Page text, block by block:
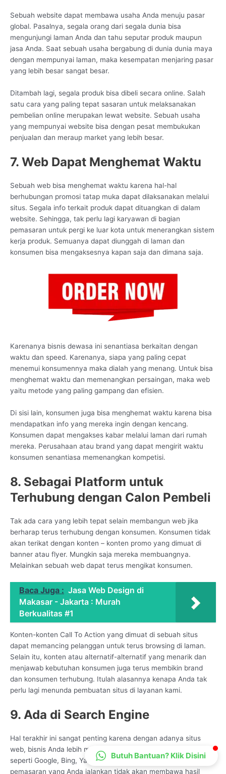
Sebuah website dapat membawa usaha Anda menuju pasar
global. Pasalnya, segala orang dari segala dunia bisa
mengunjungi laman Anda dan tahu seputar produk maupun
jasa Anda. Saat sebuah usaha bergabung di dunia dunia maya
dengan mempunyai laman, maka kesempatan menjaring pasar
yang lebih besar sangat besar.
Ditambah lagi, segala produk bisa dibeli secara online. Salah
satu cara yang paling tepat sasaran untuk melaksanakan
pembelian online merupakan lewat website. Sebuah usaha
yang mempunyai website bisa dengan pesat membukukan
penjualan dan meraup market yang lebih besar.
7. Web Dapat Menghemat Waktu
Sebuah web bisa menghemat waktu karena hal-hal
berhubungan promosi tatap muka dapat dilaksanakan melalui
situs. Segala info terkait produk dapat dituangkan di dalam
website. Sehingga, tak perlu lagi karyawan di bagian
pemasaran untuk pergi ke luar kota untuk menerangkan sistem
kerja produk. Semuanya dapat diunggah di laman dan
konsumen bisa mengaksesnya kapan saja dan dimana saja.
Karenanya bisnis dewasa ini senantiasa berkaitan dengan
waktu dan speed. Karenanya, siapa yang paling cepat
menemui konsumennya maka dialah yang menang. Untuk bisa
menghemat waktu dan memenangkan persaingan, maka web
yaitu metode yang paling gampang dan efisien.
Di sisi lain, konsumen juga bisa menghemat waktu karena bisa
mendapatkan info yang mereka ingin dengan kencang.
Konsumen dapat mengakses kabar melalui laman dari rumah
mereka. Perusahaan atau brand yang dapat mengirit waktu
konsumen senantiasa memenangkan kompetisi.
8. Sebagai Platform untuk
Terhubung dengan Calon Pembeli
Tak ada cara yang lebih tepat selain membangun web jika
berharap terus terhubung dengan konsumen. Konsumen tidak
akan terikat dengan konten – konten promo yang dimuat di
banner atau flyer. Mungkin saja mereka membuangnya.
Melainkan sebuah web dapat terus mengikat konsumen.
Baca Juga : Jasa Web Design di
Makasar - Jakarta : Murah
Berkualitas #1
Konten-konten Call To Action yang dimuat di sebuah situs
dapat memancing pelanggan untuk terus browsing di laman.
Selain itu, konten atau alternatif-alternatif yang menarik dan
menjawab kebutuhan konsumen juga terus membikin brand
dan konsumen terhubung. Itulah alasannya kenapa Anda tak
perlu lagi menunda pembuatan situs di layanan kami.
9. Ada di Search Engine
Hal terakhir ini sangat penting karena dengan adanya situs
web, bisnis Anda lebih mudah ditemukan di mesin pencarian,
seperti Google, Bing, Yandex, dan lainnya. Sebab, strategi
pemasaran yang Anda jalankan tidak akan membawa hasil
CS Lenteraweb
Online
Butuh Bantuan? Klik Disini